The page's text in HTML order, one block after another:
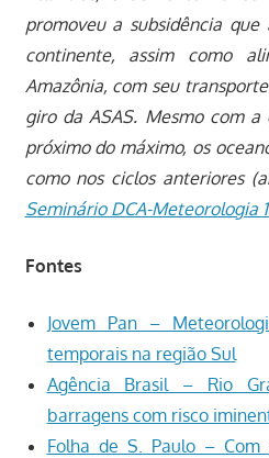
promoveu a subsidência
continente, assim como
Amazônia, com seu
giro da ASAS. Mesmo com
próximo do máximo, os
como nos ciclos anteriores
Seminário DCA-Meteorologia
Fontes
Jovem Pan –
temporais na região Sul
Agência Brasil – Rio
barragens com risco
Folha de S. Paulo –